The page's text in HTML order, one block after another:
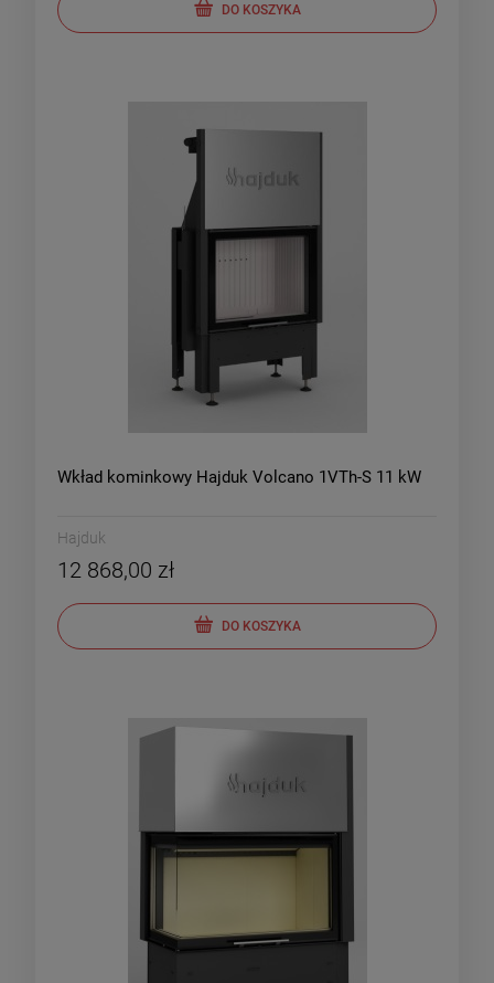
DO KOSZYKA
Wkład kominkowy Hajduk Volcano 1VTh-S 11 kW
Hajduk
12 868,00 zł
DO KOSZYKA